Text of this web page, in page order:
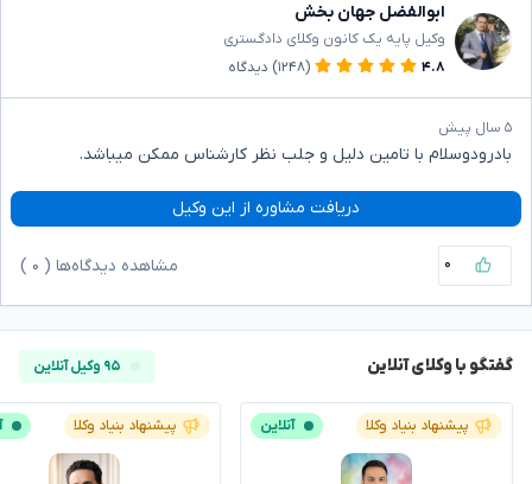
ابوالفضل جهان بخش
وکیل پایه یک کانون وکلای دادگستری
۴.۸
(۱۲۴۸) دیدگاه
۵ سال پیش
بادرودوسلام با تامین دلیل و جلب نظر کارشناس ممکن میباشد.
دریافت مشاوره از این وکیل
۰ مشاهده دیدگاه‌ها ( ۰
گفتگو با وکلای آنلاین ۹۵ وکیل آنلاین
پیشنهاد بنیاد وکلا آنلاین پیشنهاد بنیاد وکلا